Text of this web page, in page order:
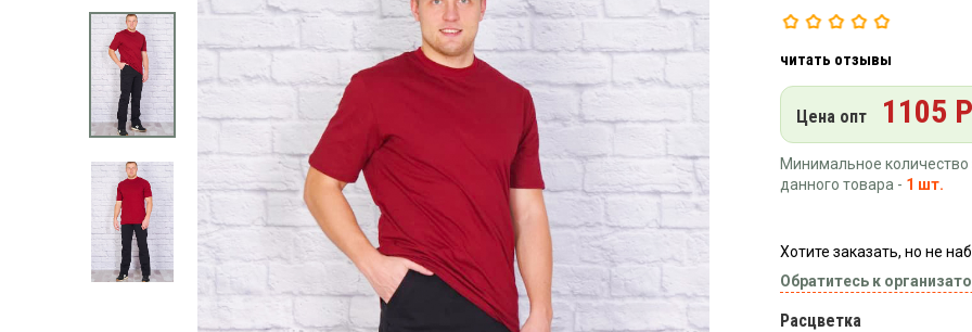
читать отзывы
Цена опт 1105 Р
Минимальное количество
данного товара - 1 шт.
Хотите заказать, но не
Обратитесь к
Расцветка